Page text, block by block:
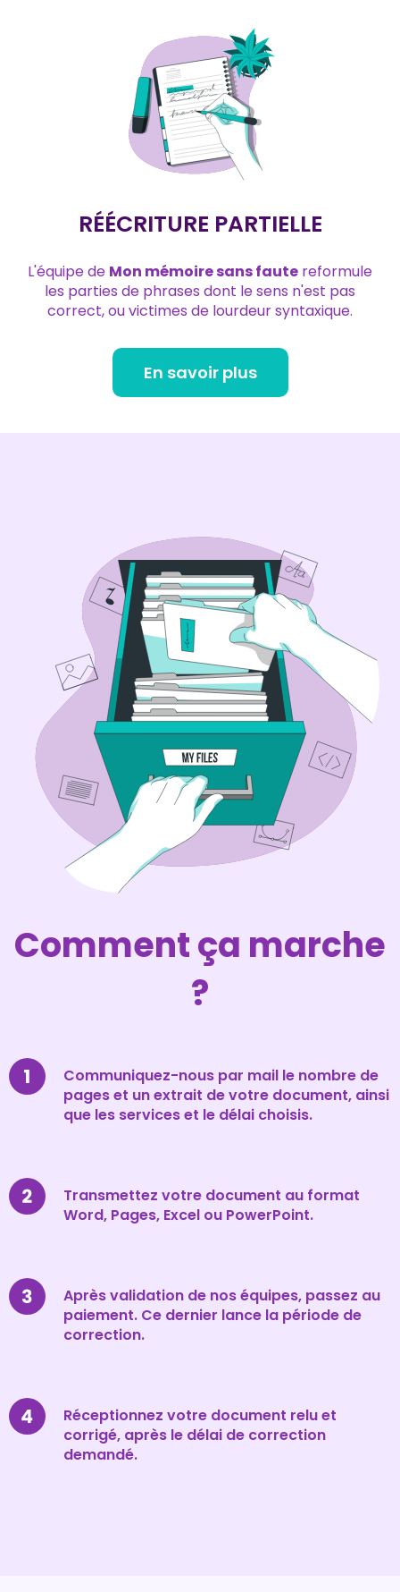
RÉÉCRITURE PARTIELLE
L'équipe de Mon mémoire sans faute reformule
les parties de phrases dont le sens n'est pas
correct, ou victimes de lourdeur syntaxique.
En savoir plus
Comment ça marche
?
Communiquez-nous par mail le nombre de
pages et un extrait de votre document, ainsi
que les services et le délai choisis.
Transmettez votre document au format
Word, Pages, Excel ou PowerPoint.
Après validation de nos équipes, passez au
paiement. Ce dernier lance la période de
correction.
Réceptionnez votre document relu et
corrigé, après le délai de correction
demandé.